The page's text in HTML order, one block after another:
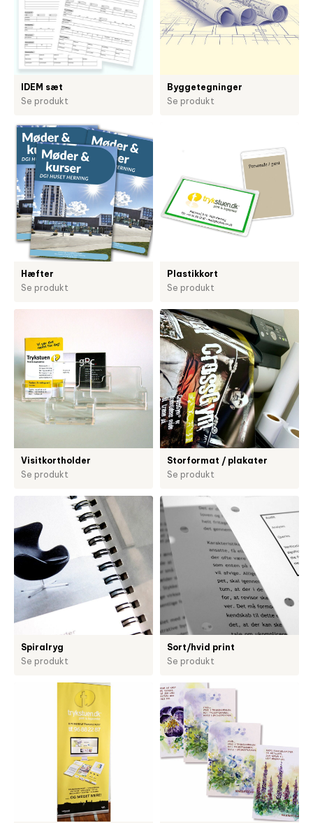
IDEM sæt
Se produkt
Byggetegninger
Se produkt
Hæfter
Se produkt
Plastikkort
Se produkt
Visitkortholder
Se produkt
Storformat / plakater
Se produkt
Spiralryg
Se produkt
Sort/hvid print
Se produkt